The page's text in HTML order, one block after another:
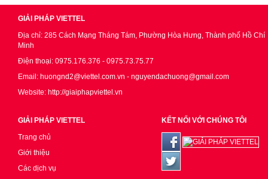
GIẢI PHÁP VIETTEL
Địa chỉ: 285 Cách Mạng Tháng Tám, Phường Hòa Hưng, Thành phố Hồ Chí
Minh
Điện thoại: 0975.176.376 - 0975.73.75.77
Email: huongnd2@viettel.com.vn - nguyendachuong@gmail.com
Website: http://giaiphapviettel.vn
GIẢI PHÁP VIETTEL
Trang chủ
Giới thiệu
Các dịch vụ
KẾT NỐI VỚI CHÚNG TÔI